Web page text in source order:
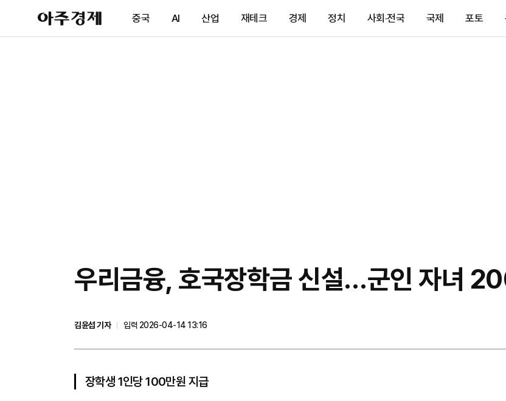
아
주
제
중국 AI 산업 재테크 경제 정치 사회·전국 국제 포토
우리금융, 호국장학금 신설…군인 자녀
김윤섭 기자
입력 2026-04-14 13:16
장학생 1인당 100만원 지급